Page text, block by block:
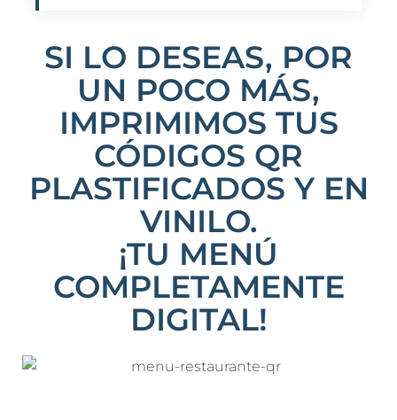
SI LO DESEAS, POR
UN POCO MÁS,
IMPRIMIMOS TUS
CÓDIGOS QR
PLASTIFICADOS Y EN
VINILO.
¡TU MENÚ
COMPLETAMENTE
DIGITAL!